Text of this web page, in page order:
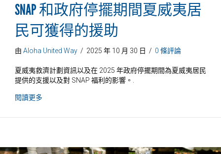
SNAP 和政府停擺期間夏威夷居
民可獲得的援助
由 Aloha United Way / 2025 年 10 月 30 日 / 0 條評論
夏威夷救濟計劃資訊以及在 2025 年政府停擺期間為夏威夷居民
提供的支援以及對 SNAP 福利的影響。.
閱讀更多